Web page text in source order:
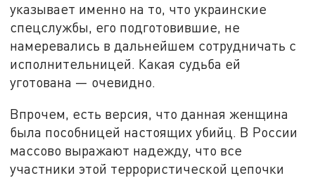
указывает именно на то, что украинские
спецслужбы, его подготовившие, не
намеревались в дальнейшем сотрудничать с
исполнительницей. Какая судьба ей
уготована — очевидно.
Впрочем, есть версия, что данная женщина
была пособницей настоящих убийц. В России
массово выражают надежду, что все
участники этой террористической цепочки